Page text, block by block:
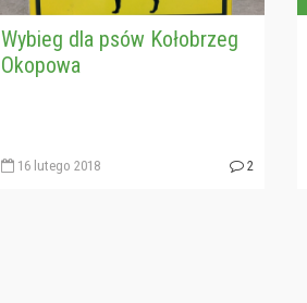
Wybieg dla psów Kołobrzeg
Okopowa
16 lutego 2018 2